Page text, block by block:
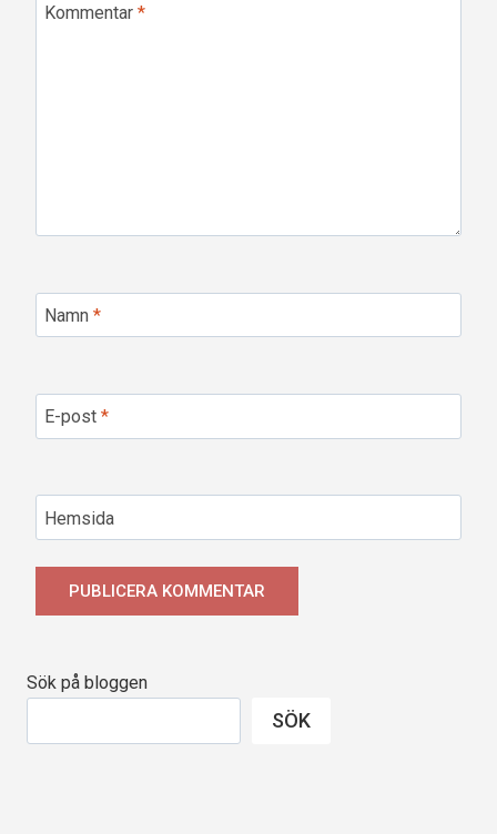
Kommentar *
Namn *
E-post *
Hemsida
Sök på bloggen
SÖK